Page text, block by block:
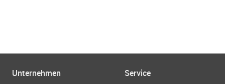
Unternehmen Service